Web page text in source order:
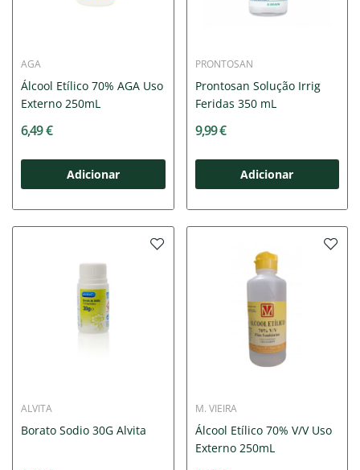
AGA
Álcool Etílico 70% AGA Uso
Externo 250mL
6,49 €
Adicionar
PRONTOSAN
Prontosan Solução Irrig
Feridas 350 mL
9,99 €
Adicionar
ALVITA
Borato Sodio 30G Alvita
M. VIEIRA
Álcool Etílico 70% V/V Uso
Externo 250mL